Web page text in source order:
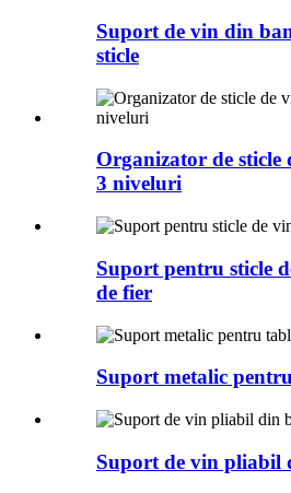
Suport de vin din
sticle
Organizator de sticle
3 niveluri
Suport pentru sticle
de fier
Suport metalic
Suport de vin pliabil